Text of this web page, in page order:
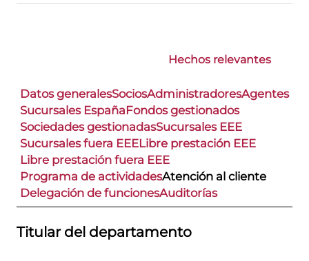
Hechos relevantes
Datos generalesSociosAdministradoresAgentes
Sucursales EspañaFondos gestionados
Sociedades gestionadasSucursales EEE
Sucursales fuera EEELibre prestación EEE
Libre prestación fuera EEE
Programa de actividadesAtención al cliente
Delegación de funcionesAuditorías
Titular del departamento